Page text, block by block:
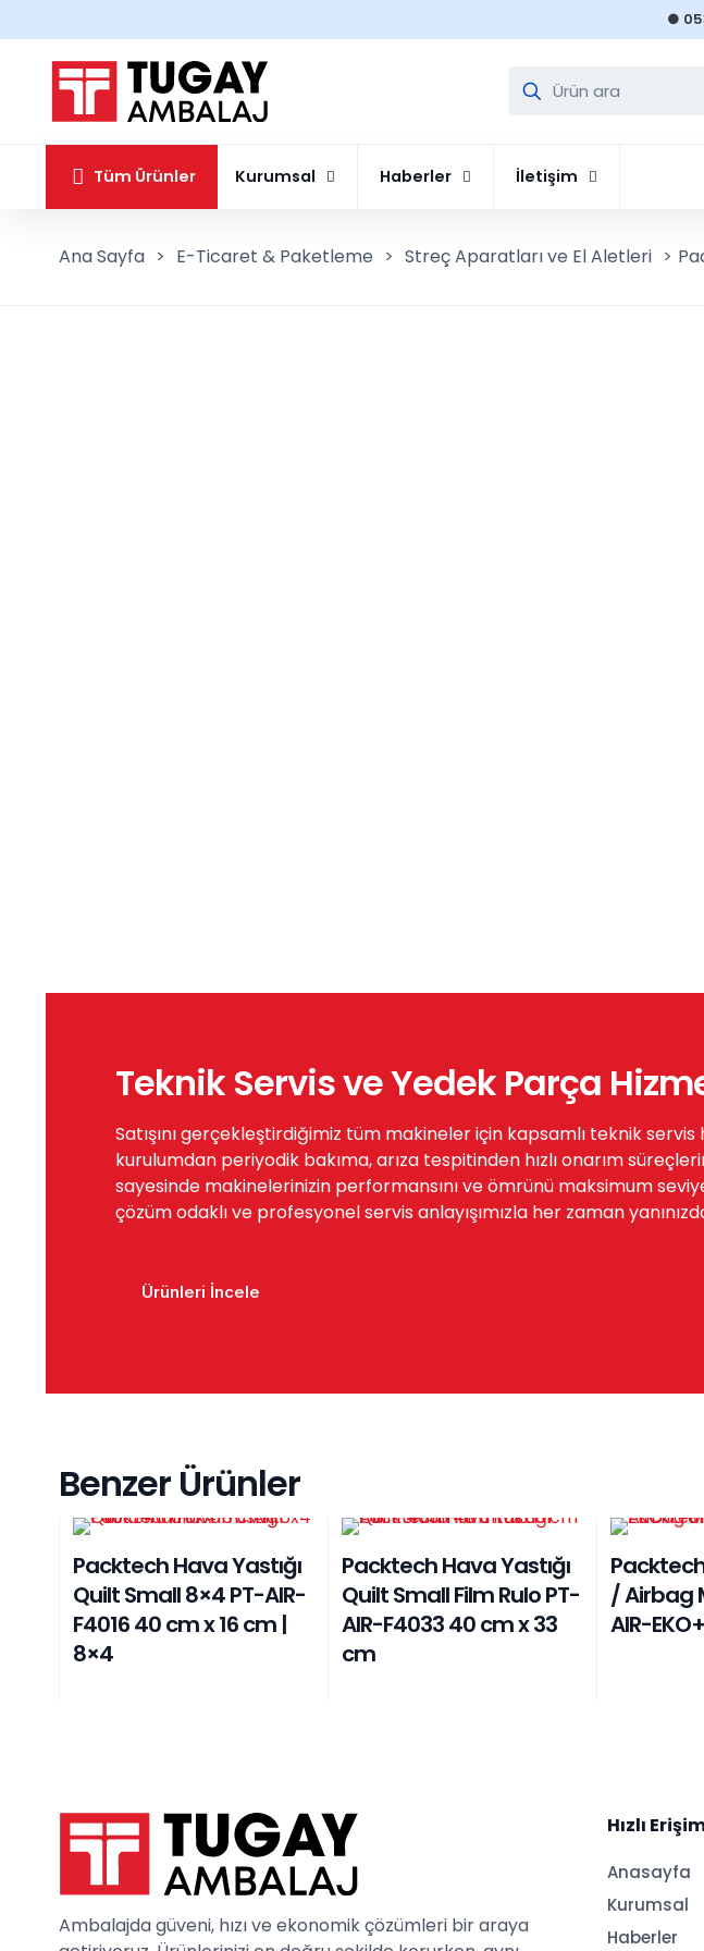
●
Tüm Ürünler Kurumsal Haberler İletişim
Ana Sayfa > E-Ticaret & Paketleme > Streç Aparatları ve El Aletleri >
Teknik Servis ve Yedek Parça
Satışını gerçekleştirdiğimiz tüm makineler için kapsamlı teknik
kurulumdan periyodik bakıma, arıza tespitinden hızlı onarım
sayesinde makinelerinizin performansını ve ömrünü maksimum
çözüm odaklı ve profesyonel servis anlayışımızla her zaman
Ürünleri İncele
Benzer Ürünler
Packtech Hava Yastığı
Quilt Small 8×4 PT-AIR-
F4016 40 cm x 16 cm |
8×4
Packtech Hava Yastığı
Quilt Small Film Rulo PT-
AIR-F4033 40 cm x 33
cm
/ Airbag
AIR-
Ambalajda güveni, hızı ve ekonomik çözümleri bir araya
Hızlı
Anasayfa
Kurumsal
Haberler